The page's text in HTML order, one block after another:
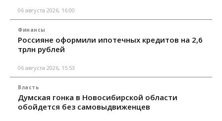
06 августа 2026, 16:00
Финансы
Россияне оформили ипотечных кредитов на 2,6
трлн рублей
06 августа 2026, 15:53
Власть
Думская гонка в Новосибирской области
обойдется без самовыдвиженцев